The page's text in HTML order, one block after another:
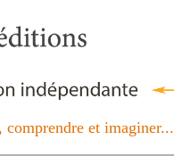
comprendre et imaginer...